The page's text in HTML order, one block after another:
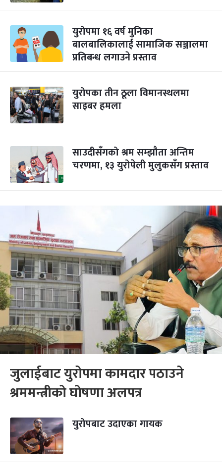
युरोपमा १६ वर्ष मुनिका
बालबालिकालाई सामाजिक सञ्जालमा
प्रतिबन्ध लगाउने प्रस्ताव
युरोपका तीन ठूला विमानस्थलमा
साइबर हमला
साउदीसँगको श्रम सम्झौता अन्तिम
चरणमा, १३ युरोपेली मुलुकसँग प्रस्ताव
जुलाईबाट युरोपमा कामदार पठाउने
श्रममन्त्रीको घोषणा अलपत्र
युरोपबाट उदाएका गायक